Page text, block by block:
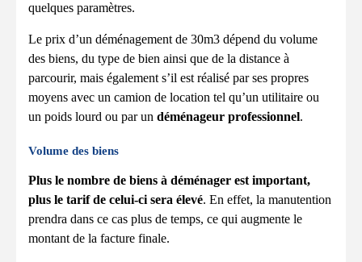
quelques paramètres.
Le prix d’un déménagement de 30m3 dépend du volume
des biens, du type de bien ainsi que de la distance à
parcourir, mais également s’il est réalisé par ses propres
moyens avec un camion de location tel qu’un utilitaire ou
un poids lourd ou par un déménageur professionnel.
Volume des biens
Plus le nombre de biens à déménager est important,
plus le tarif de celui-ci sera élevé. En effet, la manutention
prendra dans ce cas plus de temps, ce qui augmente le
montant de la facture finale.